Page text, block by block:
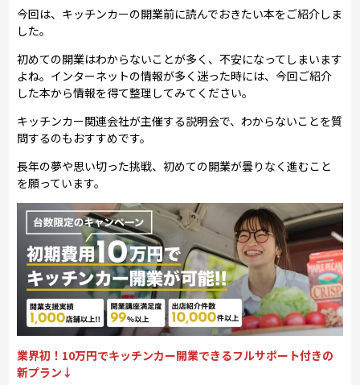
今回は、キッチンカーの開業前に読んでおきたい本をご紹介しま
した。
初めての開業はわからないことが多く、不安になってしまいます
よね。インターネットの情報が多く迷った時には、今回ご紹介
した本から情報を得て整理してみてください。
キッチンカー関連会社が主催する説明会で、わからないことを質
問するのもおすすめです。
長年の夢や思い切った挑戦、初めての開業が曇りなく進むこと
を願っています。
業界初！10万円でキッチンカー開業できるフルサポート付きの
新プラン↓